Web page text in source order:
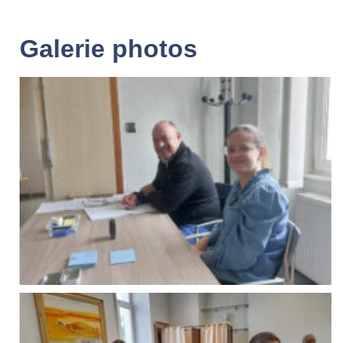
Galerie photos